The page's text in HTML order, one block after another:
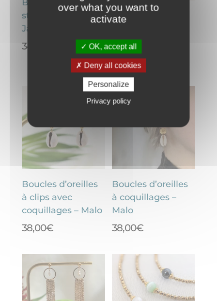
Boucles d’oreilles
style Indonésien –
Jackie
34,00
Boucles d’oreilles
fleuries – Eva
34,00€
Boucles d’oreilles
à clips avec
coquillages – Malo
38,00€
Boucles d’oreilles
à coquillages –
Malo
38,00€
over what you want to
activate
OK, accept all
Deny all cookies
Personalize
Privacy policy